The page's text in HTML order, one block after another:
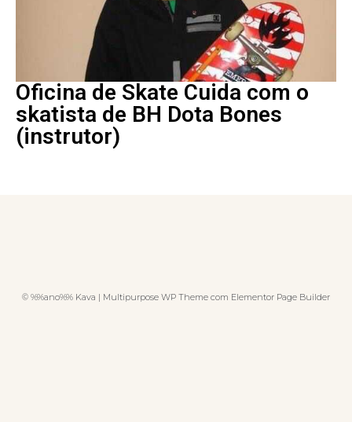
Oficina de Skate Cuida com o
skatista de BH Dota Bones
(instrutor)
© %%ano%% Kava | Multipurpose WP Theme com Elementor Page Builder